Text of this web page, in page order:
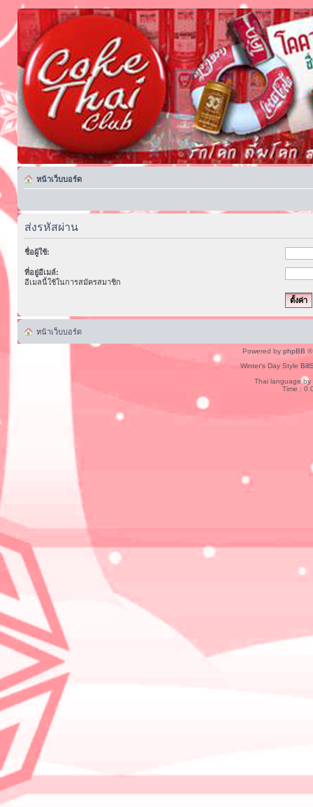
หน้าเว็บบอร์ด
ส่งรหัสผ่าน
ชื่อผู้ใช้:
ที่อยู่อีเมล์:
อีเมลนี้ใช้ในการสมัครสมาชิก
หน้าเว็บบอร์ด
Powered by phpBB ©
Winter's Day Style
Thai language by
Time :